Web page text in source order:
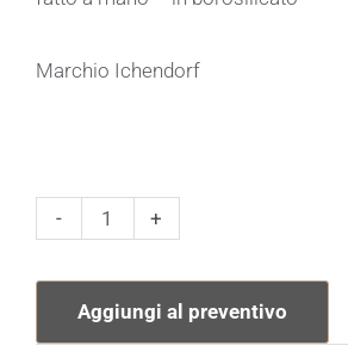
Marchio Ichendorf
-
Calice
Ottanio
quantità
+
Aggiungi al preventivo